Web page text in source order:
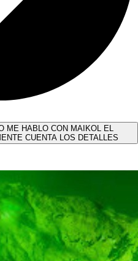
ME HABLO CON MAIKOL EL
CUENTA LOS DETALLES